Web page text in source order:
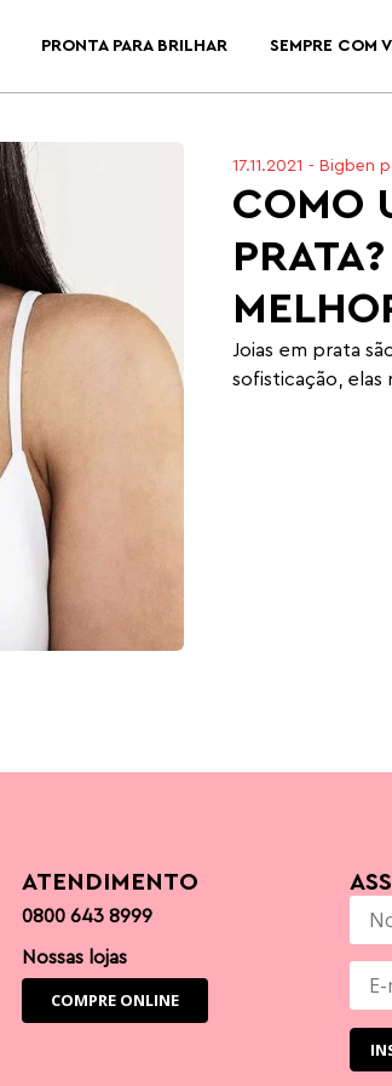
PRONTA PARA BRILHAR SEMPRE COM
17.11.2021 - Bigben
COMO
Joias em prata
sofisticação, elas
ATENDIMENTO
0800 643 8999
Nossas lojas
COMPRE ONLINE